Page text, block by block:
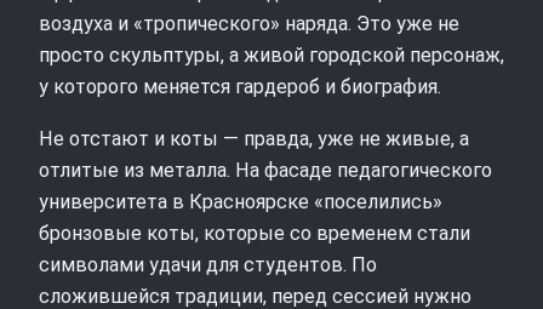
воздуха и «тропического» наряда. Это уже не
просто скульптуры, а живой городской персонаж,
у которого меняется гардероб и биография.
Не отстают и коты — правда, уже не живые, а
отлитые из металла. На фасаде педагогического
университета в Красноярске «поселились»
бронзовые коты, которые со временем стали
символами удачи для студентов. По
сложившейся традиции, перед сессией нужно